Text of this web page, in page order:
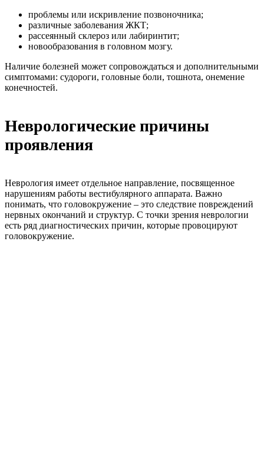
проблемы или искривление позвоночника;
различные заболевания ЖКТ;
рассеянный склероз или лабиринтит;
новообразования в головном мозгу.
Наличие болезней может сопровождаться и дополнительными
симптомами: судороги, головные боли, тошнота, онемение
конечностей.
Неврологические причины
проявления
Неврология имеет отдельное направление, посвященное
нарушениям работы вестибулярного аппарата. Важно
понимать, что головокружение – это следствие повреждений
нервных окончаний и структур. С точки зрения неврологии
есть ряд диагностических причин, которые провоцируют
головокружение.